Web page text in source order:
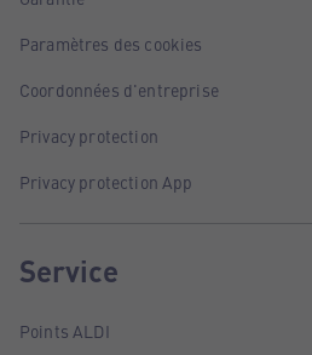
Paramètres des cookies
Coordonnées d'entreprise
Privacy protection
Privacy protection App
Service
Points ALDI